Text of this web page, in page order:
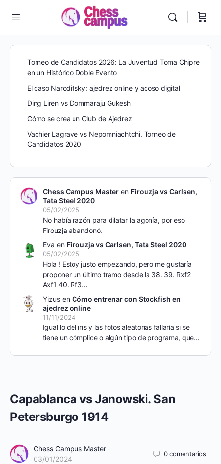
Capablanca vs Janowski. San
Petersburgo 1914
Chess Campus Master
03/01/2024
0comentarios
Torneo de Candidatos 2026: La Juventud Toma Chipre
en un Histórico Doble Evento
El caso Naroditsky: ajedrez online y acoso digital
Ding Liren vs Dommaraju Gukesh
Cómo se crea un Club de Ajedrez
Vachier Lagrave vs Nepomniachtchi. Torneo de
Candidatos 2020
Chess Campus Masteren Firouzja vs Carlsen,
Tata Steel 2020
05/02/2025
No había razón para dilatar la agonía, por eso
Firouzja abandonó.
Eva en Firouzja vs Carlsen, Tata Steel 2020
05/02/2025
Hola ! Estoy justo empezando, pero me gustaría
proponer un último tramo desde la 38. 39. Rxf2
Axf1 40. Rf3…
Yizusen Cómo entrenar con Stockfish en
ajedrez online
11/11/2024
Igual lo del iris y las fotos aleatorias fallaría si se
tiene un cómplice o algún tipo de programa, que…